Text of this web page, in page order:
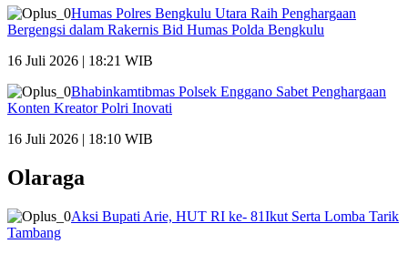
Humas Polres Bengkulu Utara Raih Penghargaan
Bergengsi dalam Rakernis Bid Humas Polda Bengkulu
16 Juli 2026 | 18:21 WIB
Bhabinkamtibmas Polsek Enggano Sabet Penghargaan
Konten Kreator Polri Inovati
16 Juli 2026 | 18:10 WIB
Olaraga
Aksi Bupati Arie, HUT RI ke- 81Ikut Serta Lomba Tarik
Tambang